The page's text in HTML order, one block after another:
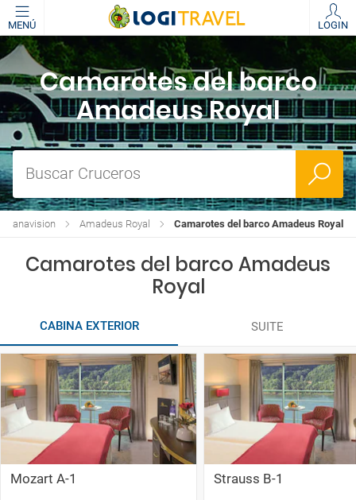
MENÚ LOGIN
Camarotes del barco
Amadeus Royal
Buscar Cruceros
Camarotes del barco Amadeus Royal
Amadeus Royal
Panavision
Camarotes del barco Amadeus
Royal
CABINA EXTERIOR SUITE
Mozart A-1 Strauss B-1